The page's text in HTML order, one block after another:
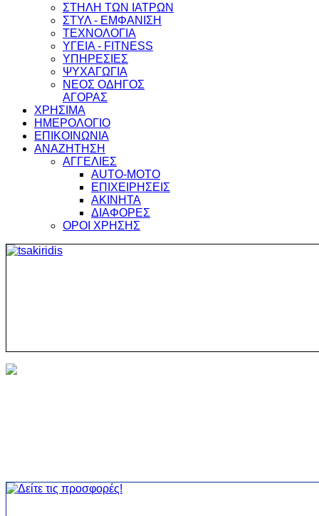
ΣΤΗΛΗ ΤΩΝ ΙΑΤΡΩΝ
ΣΤΥΛ - ΕΜΦΑΝΙΣΗ
ΤΕΧΝΟΛΟΓΙΑ
ΥΓΕΙΑ - FITNESS
ΥΠΗΡΕΣΙΕΣ
ΨΥΧΑΓΩΓΙΑ
ΝΕΟΣ ΟΔΗΓΟΣ
ΑΓΟΡΑΣ
ΧΡΗΣΙΜΑ
ΗΜΕΡΟΛΟΓΙΟ
ΕΠΙΚΟΙΝΩΝΙΑ
ΑΝΑΖΗΤΗΣΗ
ΑΓΓΕΛΙΕΣ
AUTO-MOTO
ΕΠΙΧΕΙΡΗΣΕΙΣ
ΑΚΙΝΗΤΑ
ΔΙΑΦΟΡΕΣ
ΟΡΟΙ ΧΡΗΣΗΣ